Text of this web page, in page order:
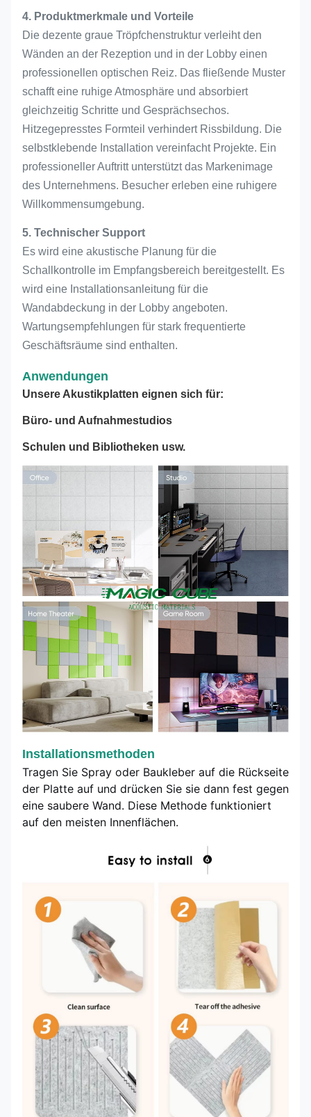
4. Produktmerkmale und Vorteile
Die dezente graue Tröpfchenstruktur verleiht den
Wänden an der Rezeption und in der Lobby einen
professionellen optischen Reiz. Das fließende Muster
schafft eine ruhige Atmosphäre und absorbiert
gleichzeitig Schritte und Gesprächsechos.
Hitzegepresstes Formteil verhindert Rissbildung. Die
selbstklebende Installation vereinfacht Projekte. Ein
professioneller Auftritt unterstützt das Markenimage
des Unternehmens. Besucher erleben eine ruhigere
Willkommensumgebung.
5. Technischer Support
Es wird eine akustische Planung für die
Schallkontrolle im Empfangsbereich bereitgestellt. Es
wird eine Installationsanleitung für die
Wandabdeckung in der Lobby angeboten.
Wartungsempfehlungen für stark frequentierte
Geschäftsräume sind enthalten.
Anwendungen
Unsere Akustikplatten eignen sich für:
Büro- und Aufnahmestudios
Schulen und Bibliotheken usw.
Installationsmethoden
Tragen Sie Spray oder Baukleber auf die Rückseite
der Platte auf und drücken Sie sie dann fest gegen
eine saubere Wand. Diese Methode funktioniert
auf den meisten Innenflächen.